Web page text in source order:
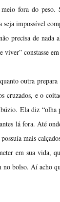
fora do peso.
impossível
precisa de
constasse
outra
cruzados, e o
Ela diz
lá fora. Até
mais
em sua vida,
no bolso. Aí acho